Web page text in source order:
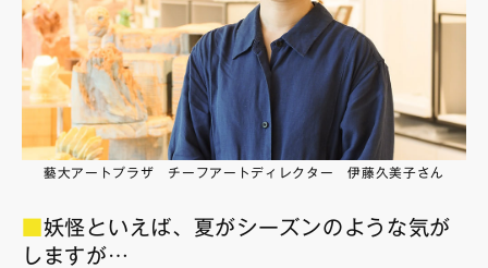
藝大アートプラザ チーフアートディレクター 伊藤久美子さん
妖怪といえば、夏がシーズンのような気が
しますが…